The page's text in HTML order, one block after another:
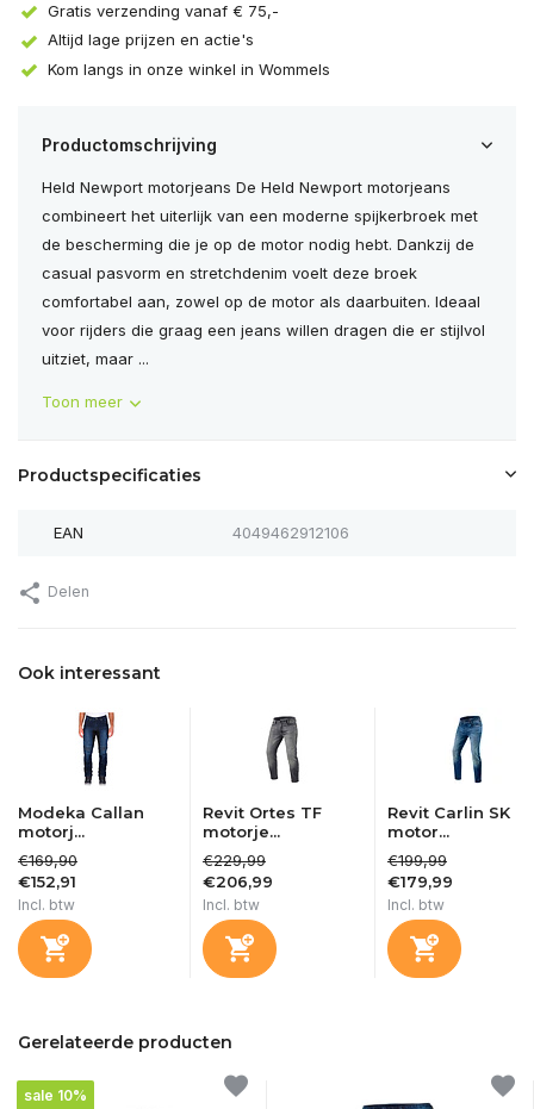
Gratis verzending vanaf € 75,-
Altijd lage prijzen en actie's
Kom langs in onze winkel in Wommels
Productomschrijving
Held Newport motorjeans De Held Newport motorjeans
combineert het uiterlijk van een moderne spijkerbroek met
de bescherming die je op de motor nodig hebt. Dankzij de
casual pasvorm en stretchdenim voelt deze broek
comfortabel aan, zowel op de motor als daarbuiten. Ideaal
voor rijders die graag een jeans willen dragen die er stijlvol
uitziet, maar ...
Toon meer
Productspecificaties
EAN 4049462912106
Delen
Ook interessant
Modeka Callan
motorj...
€169,90
€152,91
Incl. btw
Revit Ortes TF
motorje...
€229,99
€206,99
Incl. btw
Revit Carlin SK
motor...
€199,99
€179,99
Incl. btw
Gerelateerde producten
sale 10%